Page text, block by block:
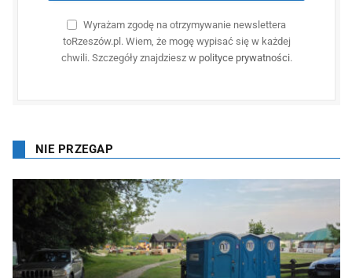
Wyrażam zgodę na otrzymywanie newslettera
toRzeszów.pl. Wiem, że mogę wypisać się w każdej
chwili. Szczegóły znajdziesz w polityce prywatności.
NIE PRZEGAP